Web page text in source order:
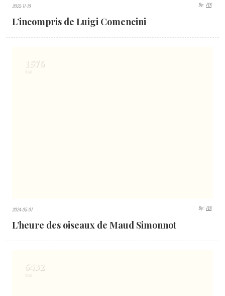
2025-11-10 By: PLK
L’incompris de Luigi Comencini
1576
VIEWS
2024-05-07 By: PLK
L’heure des oiseaux de Maud Simonnot
6432